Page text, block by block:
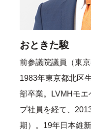
おときた駿
前参議院議員（東
1983年東京都北区
部卒業。LVMHモ
プ社員を経て、
期）。19年日本維